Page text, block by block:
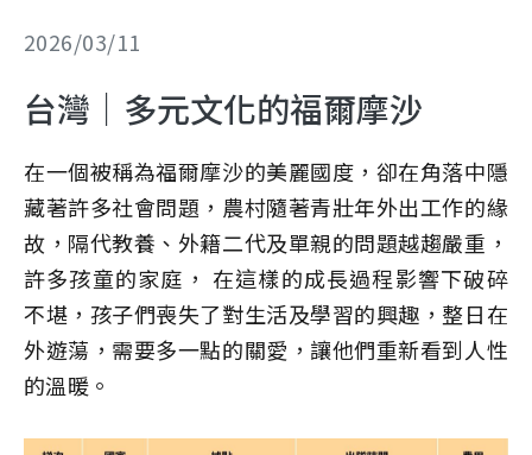
2026/03/11
台灣｜多元文化的福爾摩沙
在一個被稱為福爾摩沙的美麗國度，卻在角落中隱
藏著許多社會問題，農村隨著青壯年外出工作的緣
故，隔代教養、外籍二代及單親的問題越趨嚴重，
許多孩童的家庭， 在這樣的成長過程影響下破碎
不堪，孩子們喪失了對生活及學習的興趣，整日在
外遊蕩，需要多一點的關愛，讓他們重新看到人性
的溫暖。